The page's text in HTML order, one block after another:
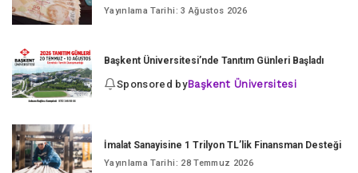
Yayınlama Tarihi: 3 Ağustos 2026
Başkent Üniversitesi’nde Tanıtım Günleri Başladı
Sponsored byBaşkent Üniversitesi
İmalat Sanayisine 1 Trilyon TL’lik Finansman Desteği
Yayınlama Tarihi: 28 Temmuz 2026